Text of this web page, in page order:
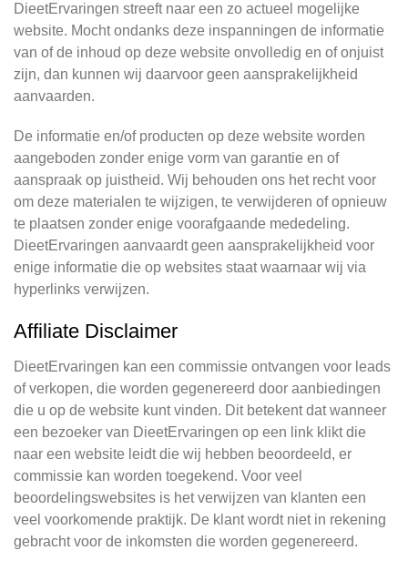
DieetErvaringen streeft naar een zo actueel mogelijke
website. Mocht ondanks deze inspanningen de informatie
van of de inhoud op deze website onvolledig en of onjuist
zijn, dan kunnen wij daarvoor geen aansprakelijkheid
aanvaarden.
De informatie en/of producten op deze website worden
aangeboden zonder enige vorm van garantie en of
aanspraak op juistheid. Wij behouden ons het recht voor
om deze materialen te wijzigen, te verwijderen of opnieuw
te plaatsen zonder enige voorafgaande mededeling.
DieetErvaringen aanvaardt geen aansprakelijkheid voor
enige informatie die op websites staat waarnaar wij via
hyperlinks verwijzen.
Affiliate Disclaimer
DieetErvaringen kan een commissie ontvangen voor leads
of verkopen, die worden gegenereerd door aanbiedingen
die u op de website kunt vinden. Dit betekent dat wanneer
een bezoeker van DieetErvaringen op een link klikt die
naar een website leidt die wij hebben beoordeeld, er
commissie kan worden toegekend. Voor veel
beoordelingswebsites is het verwijzen van klanten een
veel voorkomende praktijk. De klant wordt niet in rekening
gebracht voor de inkomsten die worden gegenereerd.